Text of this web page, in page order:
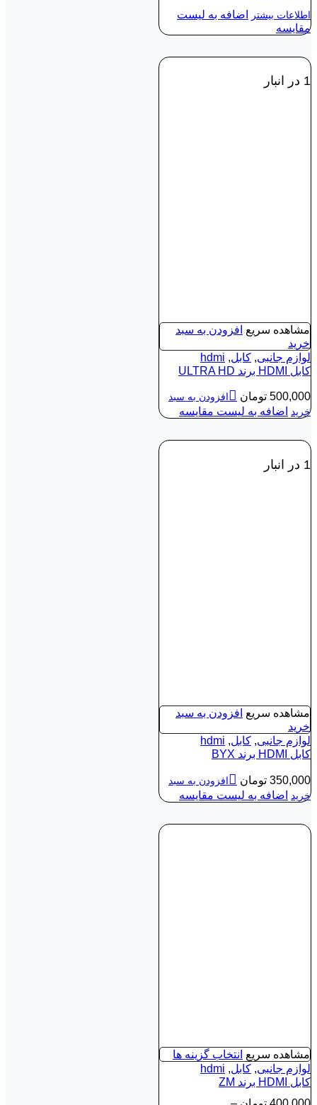
اطلاعات بیشتر
اضافه به لیست
مقایسه
1 در انبار
مشاهده سریع افزودن به سبد
خرید
لوازم جانبی, کابل,
hdmi
کابل HDMI برند ULTRA HD
500,000 تومان
افزودن به سبد
خرید اضافه به لیست مقایسه
1 در انبار
مشاهده سریع افزودن به سبد
خرید
لوازم جانبی, کابل,
hdmi
کابل HDMI برند BYX
350,000 تومان
افزودن به سبد
خرید
اضافه به لیست مقایسه
مشاهده سریع انتخاب گزینه ها
لوازم جانبی, کابل,
hdmi
کابل HDMI برند ZM